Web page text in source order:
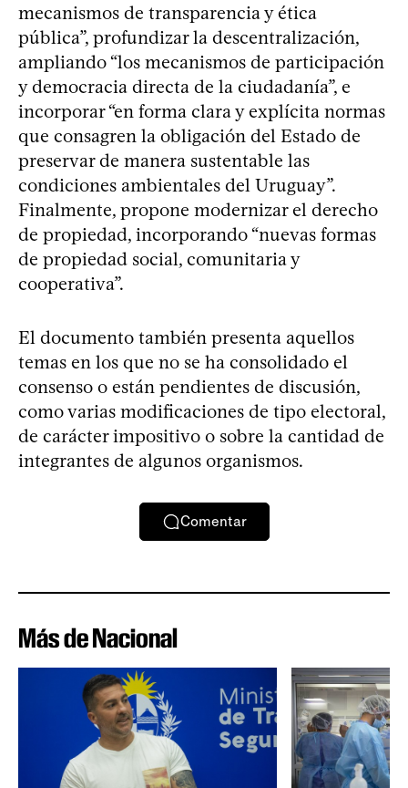
mecanismos de transparencia y ética
pública”, profundizar la descentralización,
ampliando “los mecanismos de participación
y democracia directa de la ciudadanía”, e
incorporar “en forma clara y explícita normas
que consagren la obligación del Estado de
preservar de manera sustentable las
condiciones ambientales del Uruguay”.
Finalmente, propone modernizar el derecho
de propiedad, incorporando “nuevas formas
de propiedad social, comunitaria y
cooperativa”.
El documento también presenta aquellos
temas en los que no se ha consolidado el
consenso o están pendientes de discusión,
como varias modificaciones de tipo electoral,
de carácter impositivo o sobre la cantidad de
integrantes de algunos organismos.
Comentar
Más de Nacional